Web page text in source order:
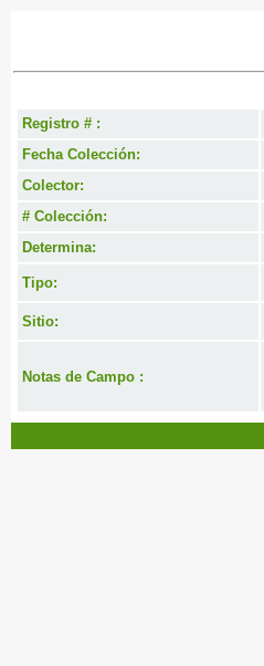
Registro # :
Fecha Colección:
Colector:
# Colección:
Determina:
Tipo:
Sitio:
Notas de Campo :